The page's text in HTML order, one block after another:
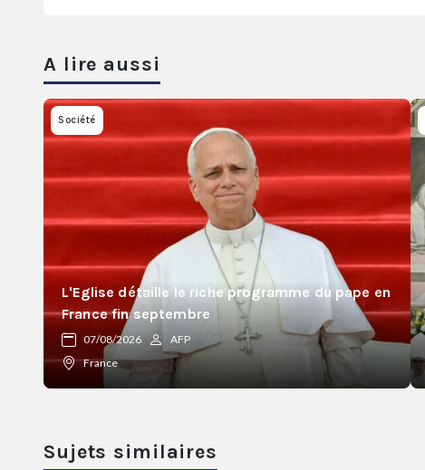
A lire aussi
Société
L'Eglise détaille le riche programme du pape en
France fin septembre
07/08/2026
AFP
France
Sujets similaires